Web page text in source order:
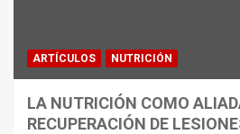
ARTÍCULOS NUTRICIÓN
LA NUTRICIÓN COMO
RECUPERACIÓN DE